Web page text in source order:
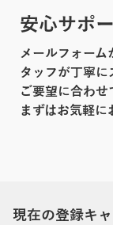
安心サポ
メールフォー
タッフが丁寧に
ご要望に合わせ
まずはお気軽に
現在の登録キャ